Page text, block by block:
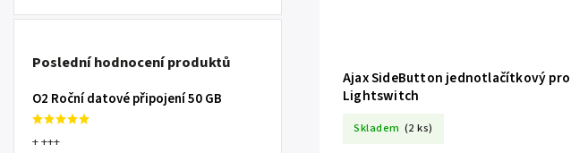
Poslední hodnocení produktů
O2 Roční datové připojení 50 GB
+ +++
Ajax SideButton jednotlačítkový pro
Lightswitch
Skladem (2 ks)